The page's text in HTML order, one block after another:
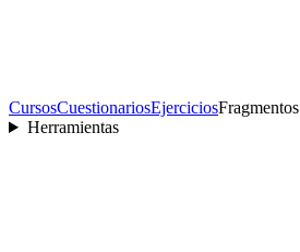
CursosCuestionariosEjerciciosFragmentos
Herramientas